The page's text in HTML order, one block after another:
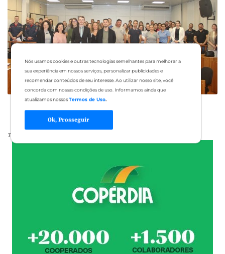
Nós usamos cookies e outras tecnologias semelhantes para melhorar a
sua experiência em nossos serviços, personalizar publicidades e
recomendar conteúdos de seu interesse. Ao utilizar nosso site, você
concorda com nossas condições de uso. Informamos ainda que
atualizamos nossosTermos de Uso.
Ok, Prosseguir
Tags: